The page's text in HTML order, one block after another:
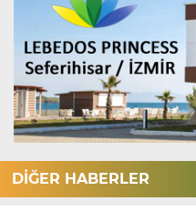
DİĞER HABERLER